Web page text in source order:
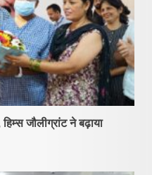
जौलीग्रांट ने बढ़ाया